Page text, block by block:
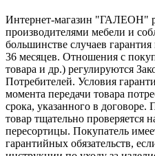
Интернет-магазин "ГАЛЕОН"
производителями мебели и
большинстве случаев
36 месяцев. Отношения с
товара и др.) регулируются
Потребителей. Условия
момента передачи товара
срока, указанного в
товар тщательно проверяется
пересортицы. Покупатель
гарантийных обязательств,